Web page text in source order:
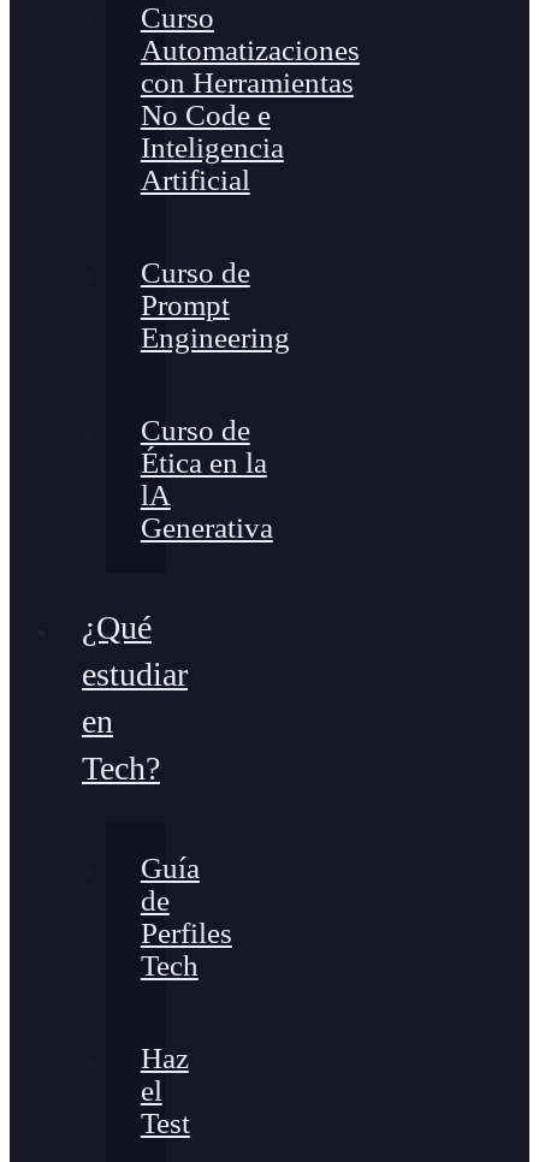
Curso
Automatizaciones
con Herramientas
No Code e
Inteligencia
Artificial
Curso de
Prompt
Engineering
Curso de
Ética en la
lA
Generativa
¿Qué
estudiar
en
Tech?
Guía
de
Perfiles
Tech
Haz
el
Test